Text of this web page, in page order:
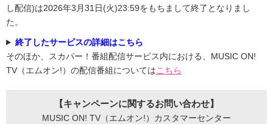
し配信)は2026年3月31日(火)23:59をもちまして終了となりまし
た。
終了したサービスの詳細はこちら
そのほか、スカパー！番組配信サービス内における、MUSIC ON!
TV（エムオン!）の配信番組についてはこちら
【キャンペーンに関するお問い合わせ】
MUSIC ON! TV（エムオン!）カスタマーセンター